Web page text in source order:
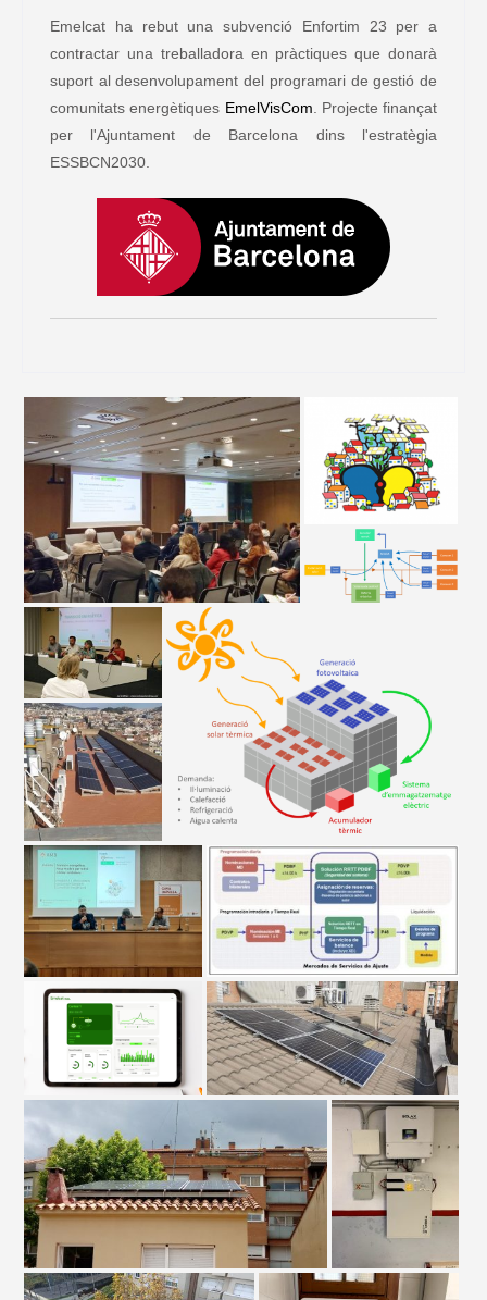
Emelcat ha rebut una subvenció Enfortim 23 per a
contractar una treballadora en pràctiques que donarà
suport al desenvolupament del programari de gestió de
comunitats energètiques EmelVisCom . Projecte finançat
per l'Ajuntament de Barcelona dins l'estratègia
ESSBCN2030.